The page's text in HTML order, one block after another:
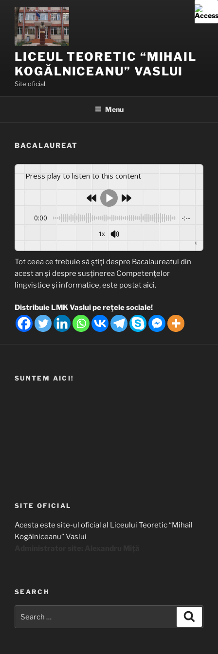
content
LICEUL TEORETIC “MIHAIL
KOGĂLNICEANU” VASLUI
Site oficial
Menu
BACALAUREAT
Press play to listen to this content
0:00 -:--
1x
GSpeech
Tot ceea ce trebuie să ştiţi despre Bacalaureatul din
acest an şi despre susţinerea Competenţelor
lingvistice şi informatice, este postat aici.
Distribuie LMK Vaslui pe reţele sociale!
SUNTEM AICI!
SITE OFICIAL
Acesta este site-ul oficial al Liceului Teoretic “Mihail
Kogălniceanu” Vaslui
SEARCH